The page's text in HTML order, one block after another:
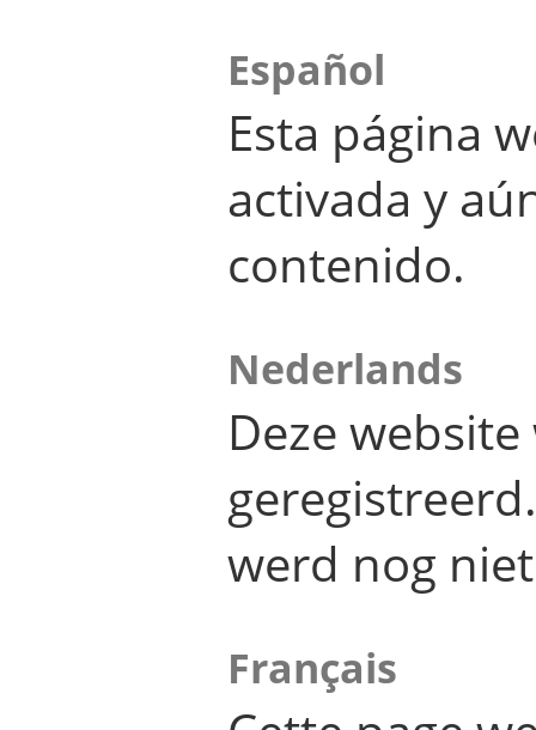
Español
Esta página
activada y
contenido.
Nederlands
Deze
werd nog
Français